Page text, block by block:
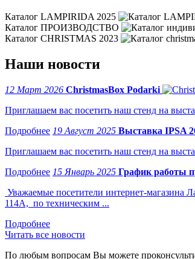
Каталог LAMPIRIDA 2025
Каталог ПРОИЗВОДСТВО
Каталог CHRISTMAS 2023
Наши новости
12 Март 2026 ChristmasBox Podarki
Приглашаем вас посетить наш стенд на
19 Август 2025 Выставка IPSA
Приглашаем вас посетить наш стенд на
15 Январь 2025 График работы
Уважаемые посетители интернет-
114А, по техническим ...
Читать все новости
По любым вопросам Вы можете